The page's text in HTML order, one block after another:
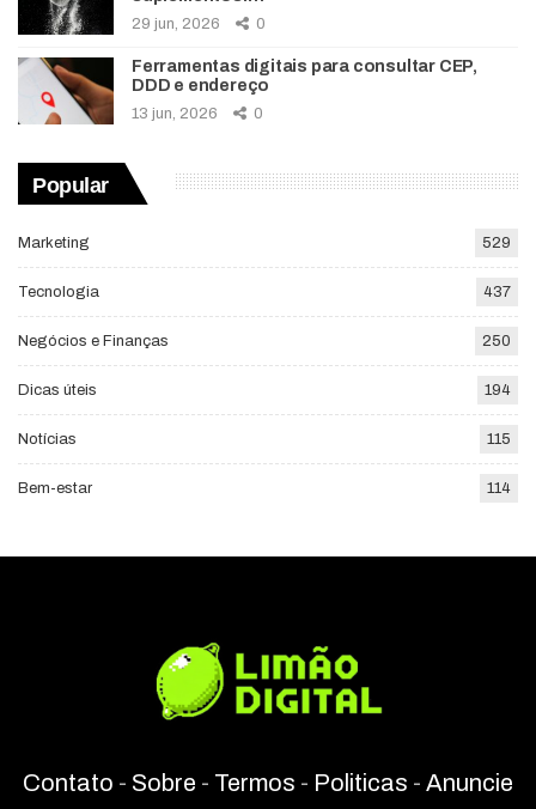
29 jun, 2026 0
Ferramentas digitais para consultar CEP,
DDD e endereço
13 jun, 2026 0
Popular
Marketing 529
Tecnologia 437
Negócios e Finanças 250
Dicas úteis 194
Notícias 115
Bem-estar 114
Contato - Sobre - Termos - Politicas - Anuncie